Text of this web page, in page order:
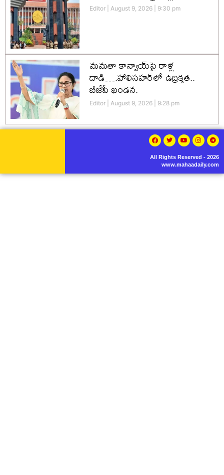
Editor August 9, 2026 9:30 pm
మమతా కాన్వాయ్‌పై రాళ్ల
దాడి….హాలిసహర్‌లో ఉద్రిక్తత..
బీజేపీ ఖండన.
Editor August 9, 2026 9:28 pm
All Rights Reserved - 2026
www.mahaadaily.com